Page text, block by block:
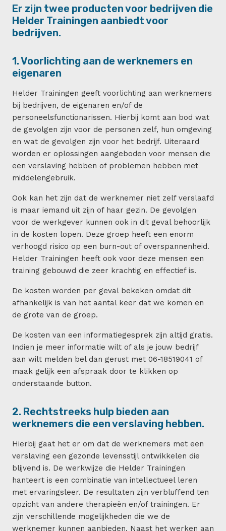
Er zijn twee producten voor bedrijven die
Helder Trainingen aanbiedt voor
bedrijven.
1. Voorlichting aan de werknemers en
eigenaren
Helder Trainingen geeft voorlichting aan werknemers
bij bedrijven, de eigenaren en/of de
personeelsfunctionarissen. Hierbij komt aan bod wat
de gevolgen zijn voor de personen zelf, hun omgeving
en wat de gevolgen zijn voor het bedrijf. Uiteraard
worden er oplossingen aangeboden voor mensen die
een verslaving hebben of problemen hebben met
middelengebruik.
Ook kan het zijn dat de werknemer niet zelf verslaafd
is maar iemand uit zijn of haar gezin. De gevolgen
voor de werkgever kunnen ook in dit geval behoorlijk
in de kosten lopen. Deze groep heeft een enorm
verhoogd risico op een burn-out of overspannenheid.
Helder Trainingen heeft ook voor deze mensen een
training gebouwd die zeer krachtig en effectief is.
De kosten worden per geval bekeken omdat dit
afhankelijk is van het aantal keer dat we komen en
de grote van de groep.
De kosten van een informatiegesprek zijn altijd gratis.
Indien je meer informatie wilt of als je jouw bedrijf
aan wilt melden bel dan gerust met 06-18519041 of
maak gelijk een afspraak door te klikken op
onderstaande button.
2. Rechtstreeks hulp bieden aan
werknemers die een verslaving hebben.
Hierbij gaat het er om dat de werknemers met een
verslaving een gezonde levensstijl ontwikkelen die
blijvend is. De werkwijze die Helder Trainingen
hanteert is een combinatie van intellectueel leren
met ervaringsleer. De resultaten zijn verbluffend ten
opzicht van andere therapieën en/of trainingen. Er
zijn verschillende mogelijkheden die we de
werknemer kunnen aanbieden. Naast het werken aan